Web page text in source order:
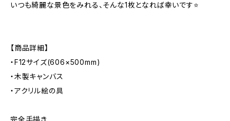
いつも綺麗な景色をみれる、そんな1枚となれば幸いです⭐️
【商品詳細】
・F12サイズ(606×500mm)
・木製キャンバス
・アクリル絵の具
完全手描き